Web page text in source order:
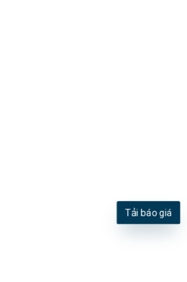
Tải báo giá